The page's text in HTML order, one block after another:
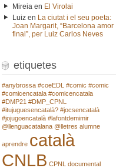
Mireiaen El Virolai
Luizen La ciutat i el seu poeta:
Joan Margarit, “Barcelona amor
final”, per Luiz Carlos Neves
etiquetes
#anybrossa #coeEDL #comic #comic
#comicencatala #comicencatala
#DMP21 #DMP_CPNL
#itujuguesencatalà? #jocsencatalà
#jojugoencatalà #lafontdemimir
@llenguacatalana @lletres alumne
aprendre català
CNLB CPNL documental